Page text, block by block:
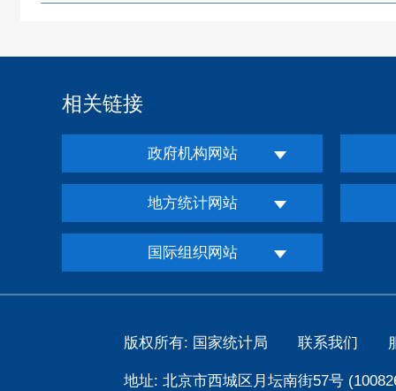
相关链接
政府机构网站
地方统计网站
国际组织网站
版权所有: 国家统计局 联系我们
地址: 北京市西城区月坛南街57号